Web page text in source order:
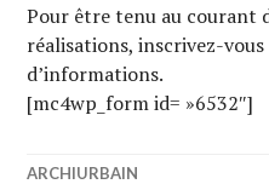
Pour être tenu au courant
réalisations, inscrivez-
d’informations.
[mc4wp_form id= »6532″]
ARCHIURBAIN